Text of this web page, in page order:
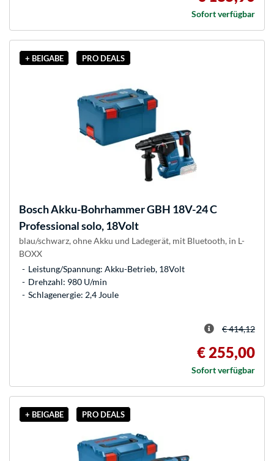
Sofort verfügbar
+ BEIGABE PRO DEALS
BoschAkku-Bohrhammer GBH 18V-24 C
Professional solo, 18Volt
blau/schwarz, ohne Akku und Ladegerät, mit Bluetooth, in L-
BOXX
Leistung/Spannung: Akku-Betrieb, 18Volt
Drehzahl: 980 U/min
Schlagenergie: 2,4 Joule
€ 414,12
€ 255,00
Sofort verfügbar
+ BEIGABE PRO DEALS